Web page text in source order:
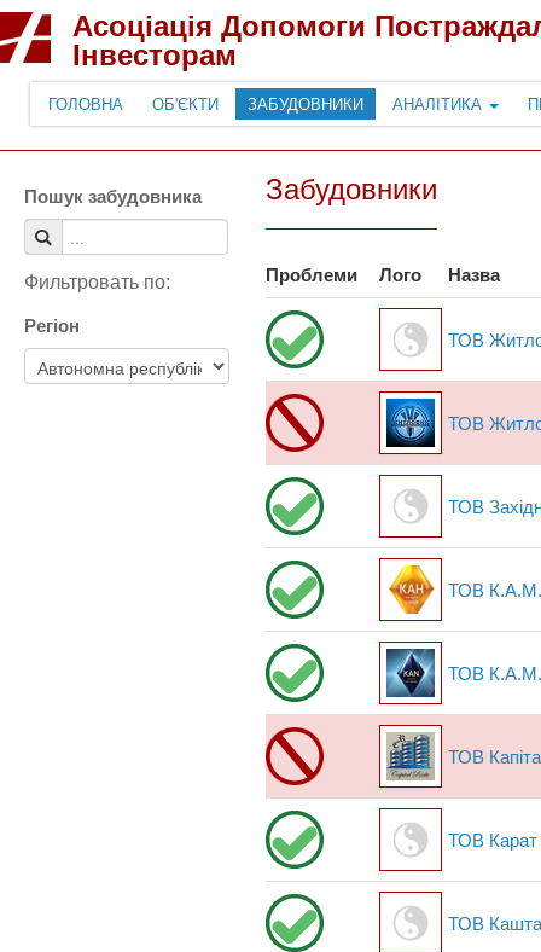
Асоціація Допомоги
Інвесторам
ГОЛОВНА ОБ'ЄКТИ ЗАБУДОВНИКИ АНАЛІТИКА
Пошук забудовника
Фильтровать по:
Регіон
Забудовники
Проблеми Лого Назва
ТОВ
ТОВ
ТОВ
ТОВ
ТОВ К.А.М.
ТОВ
ТОВ Карат
ТОВ